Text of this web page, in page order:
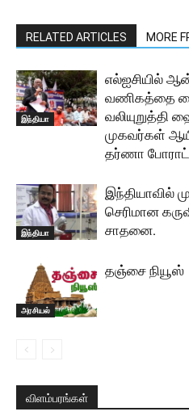
RELATED ARTICLES MORE
இந்தியா
எல்ஐசியில்
வணிகத்தை
வலியுறுத்தி
முகவர்கள்
தர்ணா
இந்தியா
இந்தியாவில்
செரிமான
சாதனை.
அரசியல்
தஞ்சை நியூஸ்
விளம்பரங்கள்